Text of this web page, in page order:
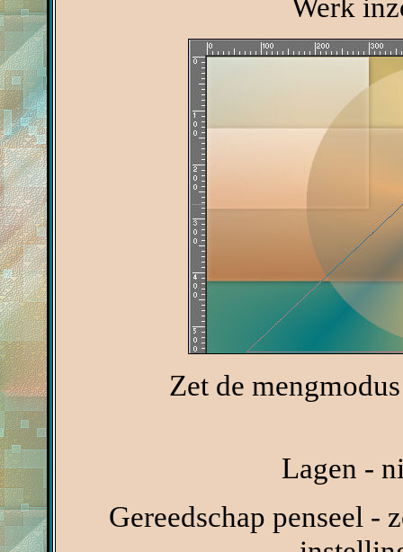
Werk
Zet de
Lagen -
Gereedschap penseel -